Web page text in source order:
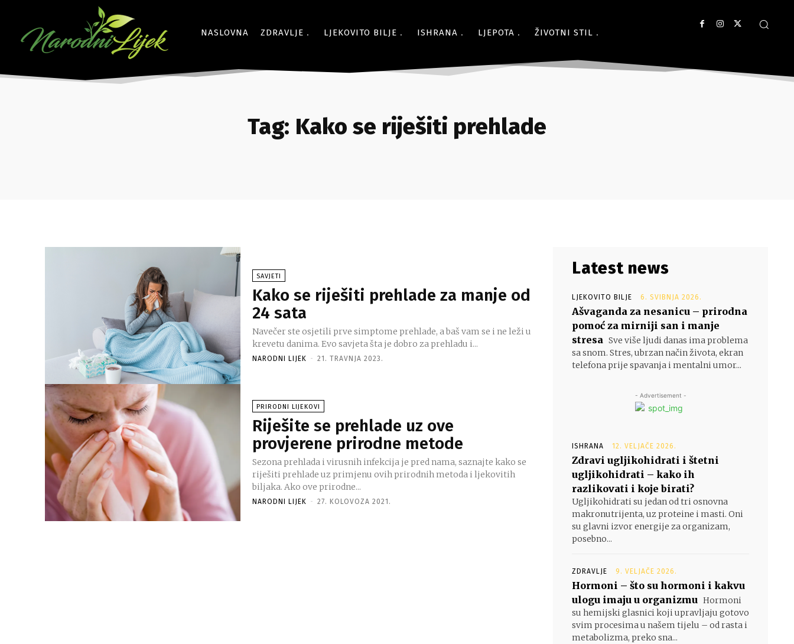
NASLOVNA ZDRAVLJE LJEKOVITO BILJE ISHRANA LJEPOTA ŽIVOTNI STIL
Tag: Kako se riješiti prehlade
SAVJETI
Kako se riješiti prehlade za manje od
24 sata
Navečer ste osjetili prve simptome prehlade, a baš vam se i ne leži u
krevetu danima. Evo savjeta šta je dobro za prehladu i...
NARODNI LIJEK - 21. TRAVNJA 2023.
PRIRODNI LIJEKOVI
Riješite se prehlade uz ove
provjerene prirodne metode
Sezona prehlada i virusnih infekcija je pred nama, saznajte kako se
riješiti prehlade uz primjenu ovih prirodnih metoda i ljekovitih
biljaka. Ako ove prirodne...
NARODNI LIJEK - 27. KOLOVOZA 2021.
Latest news
LJEKOVITO BILJE 6. SVIBNJA 2026.
Ašvaganda za nesanicu – prirodna
pomoć za mirniji san i manje
stresa Sve više ljudi danas ima problema
sa snom. Stres, ubrzan način života, ekran
telefona prije spavanja i mentalni umor...
- Advertisement -
ISHRANA 12. VELJAČE 2026.
Zdravi ugljikohidrati i štetni
ugljikohidrati – kako ih
razlikovati i koje birati?
Ugljikohidrati su jedan od tri osnovna
makronutrijenta, uz proteine i masti. Oni
su glavni izvor energije za organizam,
posebno...
ZDRAVLJE 9. VELJAČE 2026.
Hormoni – što su hormoni i kakvu
ulogu imaju u organizmu Hormoni
su hemijski glasnici koji upravljaju gotovo
svim procesima u našem tijelu – od rasta i
metabolizma, preko sna...